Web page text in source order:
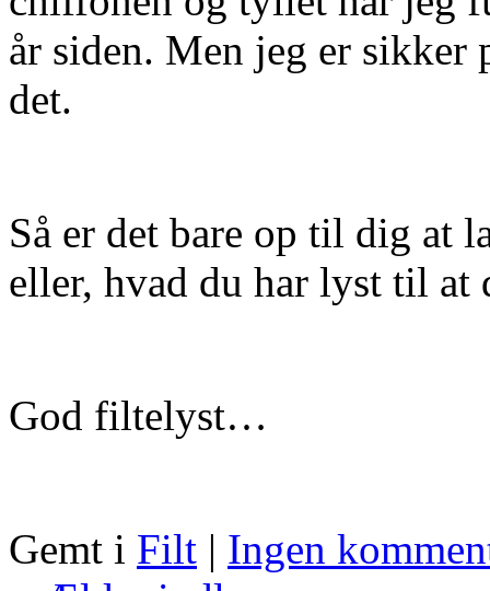
år siden. Men jeg er
det.
Så er det bare op til dig at
eller, hvad du har lyst til at
God filtelyst…
Gemt i Filt | Ingen